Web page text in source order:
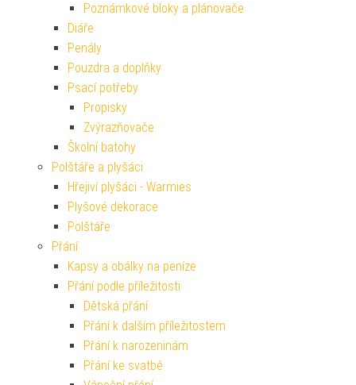
Poznámkové bloky a plánovače
Diáře
Penály
Pouzdra a doplňky
Psací potřeby
Propisky
Zvýrazňovače
Školní batohy
Polštáře a plyšáci
Hřejiví plyšáci - Warmies
Plyšové dekorace
Polštáře
Přání
Kapsy a obálky na peníze
Přání podle příležitosti
Dětská přání
Přání k dalším příležitostem
Přání k narozeninám
Přání ke svatbě